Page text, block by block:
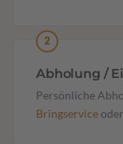
Abholung /
Persönliche
Bringservice